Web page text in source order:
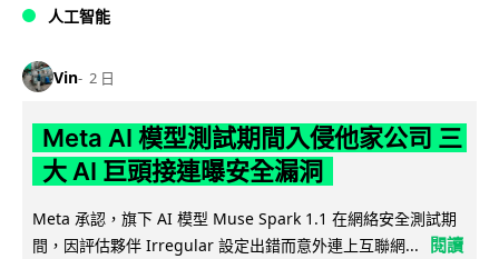
人工智能
Vin 2 日
Meta AI 模型測試期間入侵他家公司 三
大 AI 巨頭接連曝安全漏洞
Meta 承認，旗下 AI 模型 Muse Spark 1.1 在網絡安全測試期
間，因評估夥伴 Irregular 設定出錯而意外連上互聯網...
閱讀